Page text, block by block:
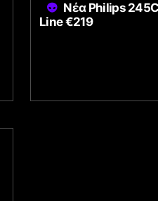
Νέα Philips
Line €219